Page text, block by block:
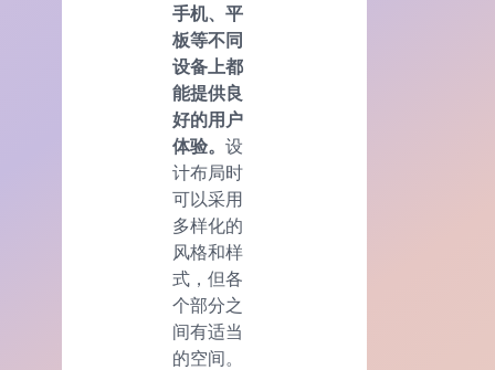
手机、平
板等不同
设备上都
能提供良
好的用户
体验。 设
计布局时
可以采用
多样化的
风格和样
式，但各
个部分之
间有适当
的空间。